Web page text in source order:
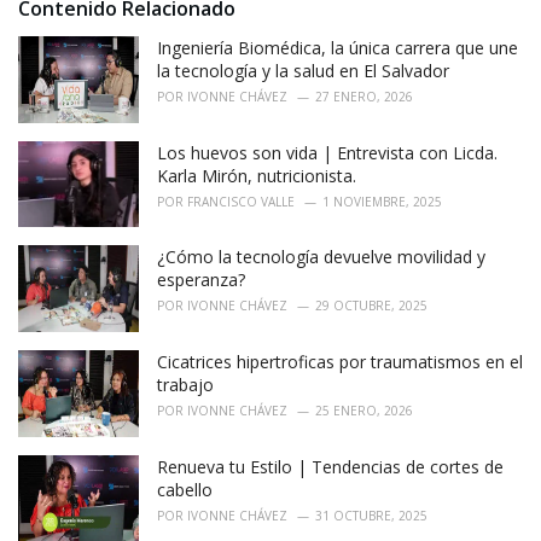
:
Contenido Relacionado
Ingeniería Biomédica, la única carrera que une
la tecnología y la salud en El Salvador
POR IVONNE CHÁVEZ 27 ENERO, 2026
Los huevos son vida | Entrevista con Licda.
Karla Mirón, nutricionista.
POR FRANCISCO VALLE 1 NOVIEMBRE, 2025
¿Cómo la tecnología devuelve movilidad y
esperanza?
POR IVONNE CHÁVEZ 29 OCTUBRE, 2025
Cicatrices hipertroficas por traumatismos en el
trabajo
POR IVONNE CHÁVEZ 25 ENERO, 2026
Renueva tu Estilo | Tendencias de cortes de
cabello
POR IVONNE CHÁVEZ 31 OCTUBRE, 2025